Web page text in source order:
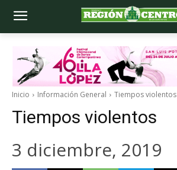
Inicio Información General Tiempos violentos
Tiempos violentos
3 diciembre, 2019